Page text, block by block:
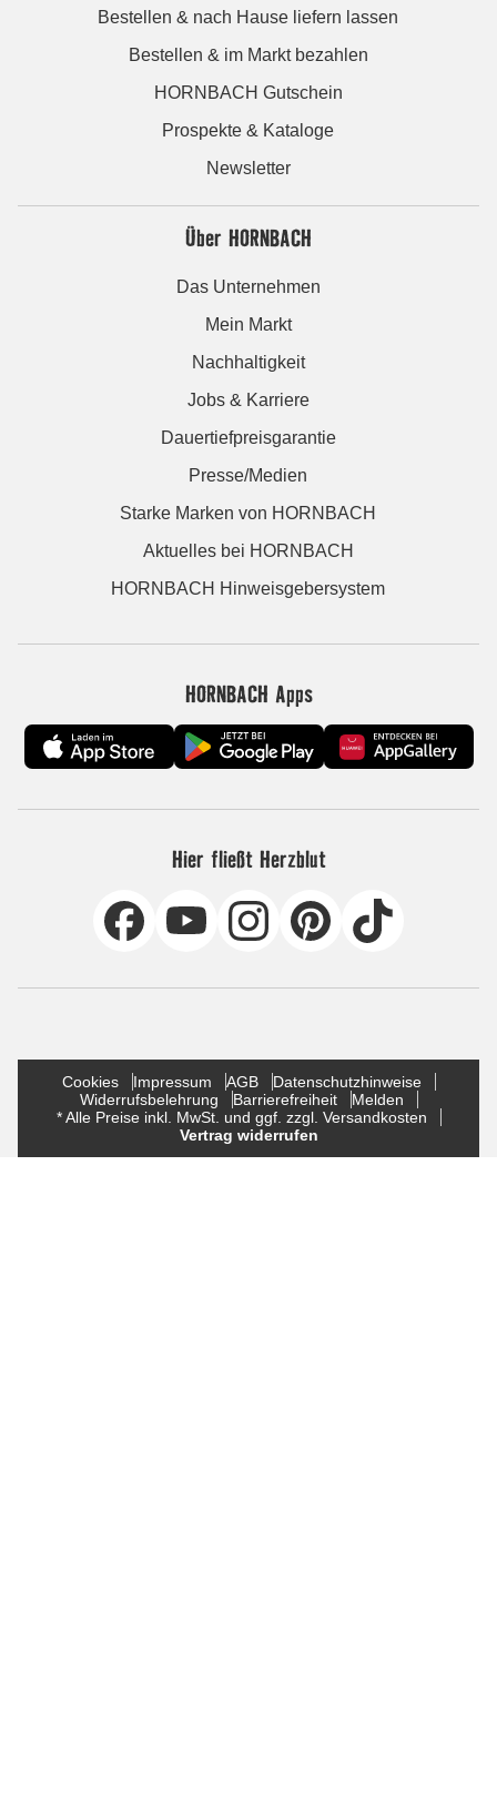
Bestellen & nach Hause liefern lassen
Bestellen & im Markt bezahlen
HORNBACH Gutschein
Prospekte & Kataloge
Newsletter
Über HORNBACH
Das Unternehmen
Mein Markt
Nachhaltigkeit
Jobs & Karriere
Dauertiefpreisgarantie
Presse/Medien
Starke Marken von HORNBACH
Aktuelles bei HORNBACH
HORNBACH Hinweisgebersystem
HORNBACH Apps
Hier fließt Herzblut
Cookies Impressum AGB
Datenschutzhinweise
Widerrufsbelehrung
Barrierefreiheit
Melden
* Alle Preise inkl. MwSt. und ggf. zzgl. Versandkosten
Vertrag widerrufen